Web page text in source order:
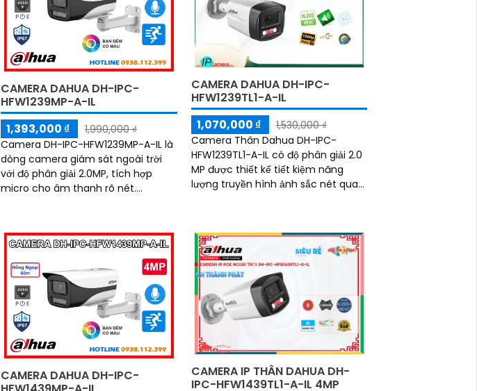
CAMERA DAHUA DH-IPC-
HFW1239MP-A-IL
1,393,000 ₫
1,990,000 ₫
Camera DH-IPC-HFW1239MP-A-IL là
dòng camera giám sát ngoài trời
với độ phân giải 2.0MP, tích hợp
micro cho âm thanh rõ nét.
CAMERA DAHUA DH-IPC-
HFW1239TL1-A-IL
1,070,000 ₫
1,530,000 ₫
Camera Thân Dahua DH-IPC-
HFW1239TL1-A-IL có độ phân giải 2.0
MP được thiết kế tiết kiệm năng
lượng truyền hình ảnh sắc nét qua
ban đêm Full Color tới 30m giúp
giám đốc dự án dân dụng hoàn
thiện hệ thống giám sát an toàn
CAMERA DAHUA DH-IPC-
CAMERA IP THÂN DAHUA DH-
IPC-HFW1439TL1-A-IL 4MP